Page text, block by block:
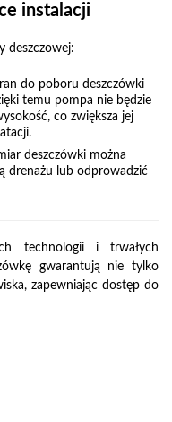
instalacji
deszczowej:
do poboru deszczówki
temu pompa nie będzie
co zwiększa jej
deszczówki można
drenażu lub odprowadzić
technologii i trwałych
gwarantują nie tylko
zapewniając dostęp do